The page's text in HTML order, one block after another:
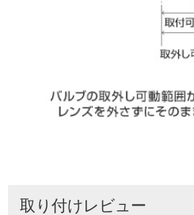
取り付けレビュー